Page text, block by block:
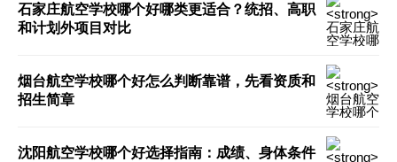
石家庄航空学校哪个好哪类更适合？统招、高职
和计划外项目对比
烟台航空学校哪个好怎么判断靠谱，先看资质和
招生简章
沈阳航空学校哪个好选择指南：成绩、身体条件